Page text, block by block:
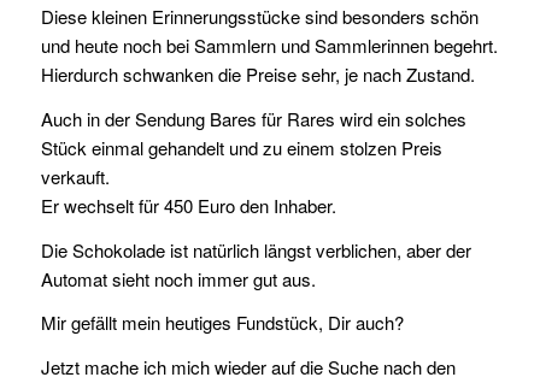
Diese kleinen Erinnerungsstücke sind besonders schön
und heute noch bei Sammlern und Sammlerinnen begehrt.
Hierdurch schwanken die Preise sehr, je nach Zustand.
Auch in der Sendung Bares für Rares wird ein solches
Stück einmal gehandelt und zu einem stolzen Preis
verkauft.
Er wechselt für 450 Euro den Inhaber.
Die Schokolade ist natürlich längst verblichen, aber der
Automat sieht noch immer gut aus.
Mir gefällt mein heutiges Fundstück, Dir auch?
Jetzt mache ich mich wieder auf die Suche nach den